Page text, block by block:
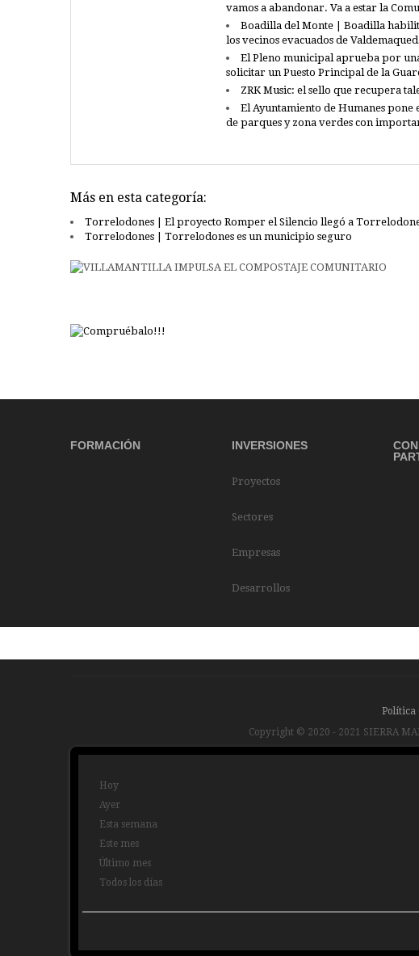
vamos a abandonar. Va a estar la
Boadilla del Monte | Boadilla
los vecinos evacuados de
El Pleno municipal aprueba por
solicitar un Puesto Principal de la
ZRK Music: el sello que recupera
El Ayuntamiento de Humanes
de parques y zona verdes con
Más en esta categoría:
Torrelodones | El proyecto Romper el Silencio llegó a
Torrelodones | Torrelodones es un municipio seguro
FORMACIÓN INVERSIONES
Proyectos
Sectores
Empresas
Desarrollos
Política
Copyright © 2020 - 2021 SIERRA
Hoy
Ayer
Esta semana
Este mes
Último mes
Todos los días